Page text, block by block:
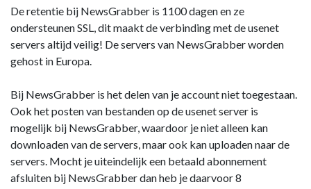
De retentie bij NewsGrabber is 1100 dagen en ze
ondersteunen SSL, dit maakt de verbinding met de usenet
servers altijd veilig! De servers van NewsGrabber worden
gehost in Europa.
Bij NewsGrabber is het delen van je account niet toegestaan.
Ook het posten van bestanden op de usenet server is
mogelijk bij NewsGrabber, waardoor je niet alleen kan
downloaden van de servers, maar ook kan uploaden naar de
servers. Mocht je uiteindelijk een betaald abonnement
afsluiten bij NewsGrabber dan heb je daarvoor 8